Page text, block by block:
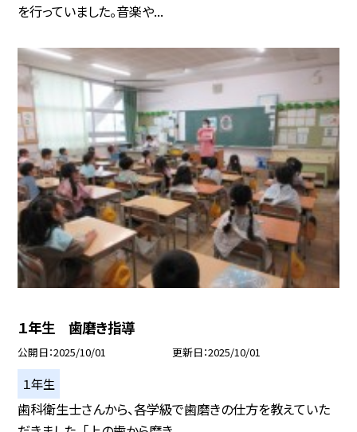
を行っていました。音楽や...
１年生 歯磨き指導
公開日 2025/10/01 更新日 2025/10/01
１年生
歯科衛生士さんから、各学級で歯磨きの仕方を教えていた